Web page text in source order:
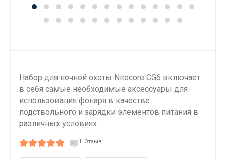
Набор для ночной охоты Nitecore CG6 включает
в себя самые необходимые аксессуары для
использования фонаря в качестве
подствольного и зарядки элементов питания в
различных условиях.
1 Отзыв